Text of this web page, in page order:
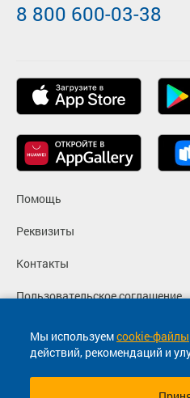
Мы используемcookie-файлы
действий, рекомендаций и
Помощь
Реквизиты
Контакты
Пользовательское соглашение
Политика конфиденциальности
Согласие на маркетинговые
8 800 600-03-38